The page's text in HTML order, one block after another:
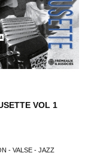
VOL 1
- VALSE - JAZZ